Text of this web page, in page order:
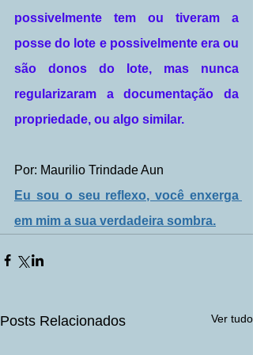
possivelmente tem ou tiveram a
posse do lote e possivelmente era ou
são donos do lote, mas nunca
regularizaram a documentação da
propriedade, ou algo similar.
Por: Maurilio Trindade Aun
Eu sou o seu reflexo, você enxerga
em mim a sua verdadeira sombra.
Posts Relacionados Ver tudo